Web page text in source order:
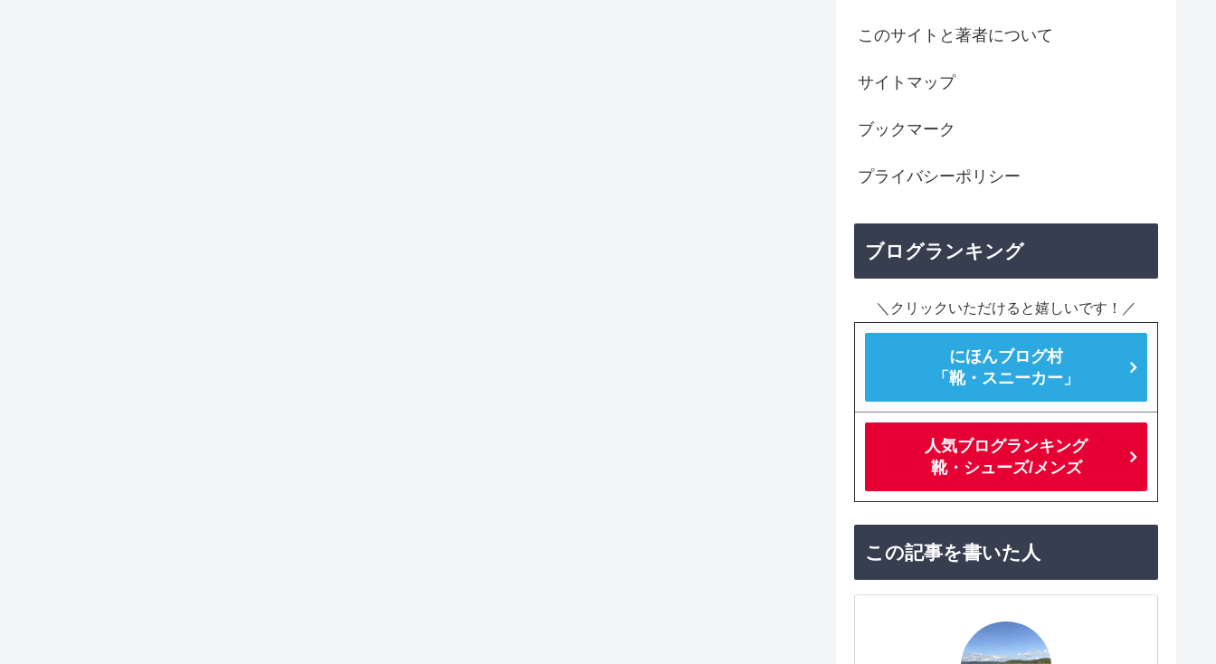
このサイトと著者について
サイトマップ
ブックマーク
プライバシーポリシー
ブログランキング
＼クリックいただけると嬉しいです！／
にほんブログ村
「靴・スニーカー」
人気ブログランキング
靴・シューズ/メンズ
この記事を書いた人